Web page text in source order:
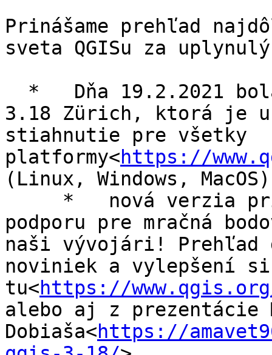
Prinášame prehľad
sveta QGISu za
3.18 Zürich, ktorá je
stiahnutie pre všetky
platformy<https://
(Linux, Windows, MacOS)
podporu pre mračná
naši vývojári! Prehľad
noviniek a vylepšení
tu<https://
alebo aj z prezentácie
Dobiaša<https://